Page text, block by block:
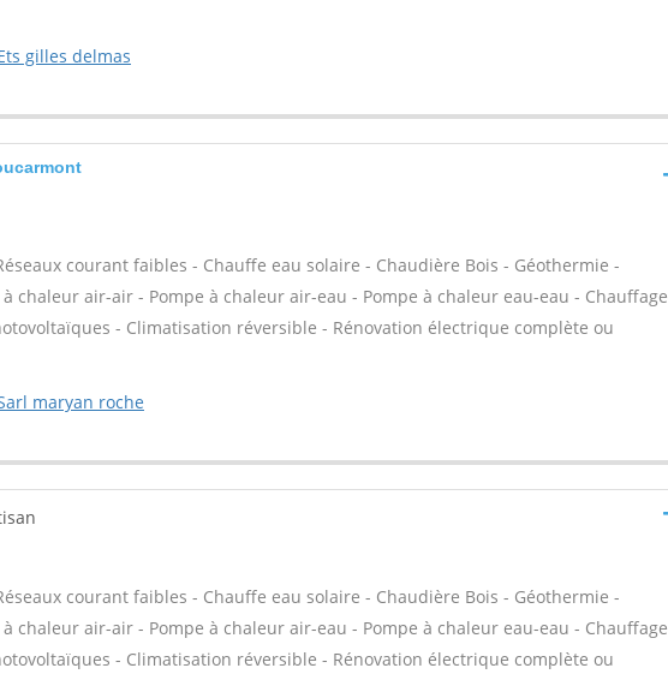
gilles delmas
courant faibles - Chauffe eau solaire - Chaudière Bois - Géothermie -
chaleur air-air - Pompe à chaleur air-eau - Pompe à chaleur eau-eau - Chauffage
- Climatisation réversible - Rénovation électrique complète ou
maryan roche
courant faibles - Chauffe eau solaire - Chaudière Bois - Géothermie -
chaleur air-air - Pompe à chaleur air-eau - Pompe à chaleur eau-eau - Chauffage
- Climatisation réversible - Rénovation électrique complète ou